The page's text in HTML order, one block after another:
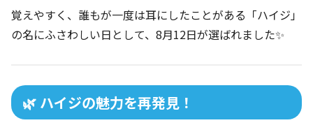
覚えやすく、誰もが一度は耳にしたことがある「ハイジ」
の名にふさわしい日として、8月12日が選ばれました✨
🌿 ハイジの魅力を再発見！